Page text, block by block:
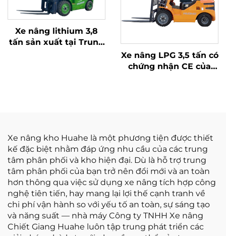
Xe nâng lithium 3,8
tấn sản xuất tại Trung
Xe nâng LPG 3,5 tấn có
chứng nhận CE của
Xe nâng kho Huahe là một phương tiện được thiết
kế đặc biệt nhằm đáp ứng nhu cầu của các trung
tâm phân phối và kho hiện đại. Dù là hỗ trợ trung
tâm phân phối của bạn trở nên đổi mới và an toàn
hơn thông qua việc sử dụng xe nâng tích hợp công
nghệ tiên tiến, hay mang lại lợi thế cạnh tranh về
chi phí vận hành so với yếu tố an toàn, sự sáng tạo
và năng suất — nhà máy Công ty TNHH Xe nâng
Chiết Giang Huahe luôn tập trung phát triển các